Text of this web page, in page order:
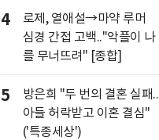
4
로제, 열애설→마약 루머
심경 간접 고백.."악플이 나
를 무너뜨려" [종합]
5
방은희 "두 번의 결혼 실패..
아들 허락받고 이혼 결심"
('특종세상')